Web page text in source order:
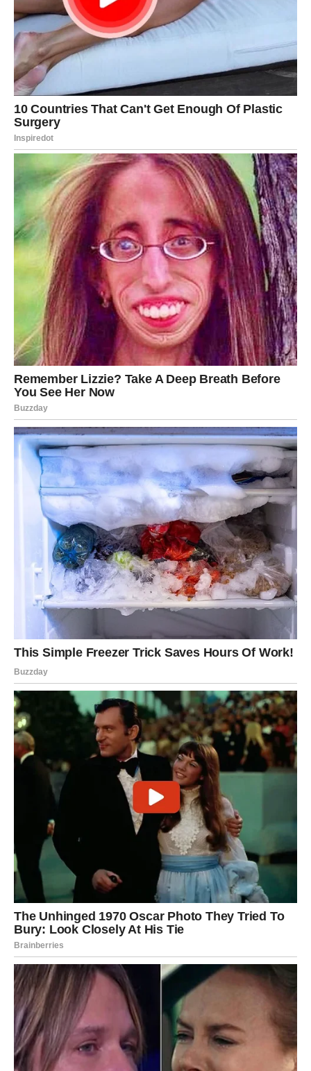
Moguće je:
– ostvarenje dugogodišnjeg sna
– susret sa osobom koja ih razume bez reči
– duhovno buđenje
– kreativni procvat
– iznenadna prilika koja menja život
Posebno je snažna energija sudbinskih susreta. Ribe bi
mogle upoznati nekoga ko će potpuno promeniti njihov
pogled na život.
Ne mora to biti samo ljubav – može biti mentor, prijatelj,
saradnik… ali veza će biti duboka, značajna i trajna.
Ribe ulaze u fazu kada njihov unutrašnji svet počinje da
oblikuje spoljašnji.
To je njihova najveća moć.
ŠKORPIJA – Preporod posle
tame
Škorpije su prošle kroz duboke lične transformacije. One
su znak koji umire i ponovo se rađa – ali ovaj put,
preporod je snažniji nego ikada.
Sve što je bilo skriveno izlazi na površinu. Istine se
razotkrivaju. Maske padaju.
I to donosi oslobađanje.
Škorpije će konačno zatvoriti poglavlja koja su ih držala
zarobljene. Bilo da je to odnos, prošlost ili unutrašnji
strah – sada dolazi završetak.
A posle završetka – dolazi nova snaga.
Sudbina im donosi moćne prilike za novi početak. Ali ovaj
put, one neće počinjati iz slabosti – već iz mudrosti.
Ovo je njihovo vreme lične moći.